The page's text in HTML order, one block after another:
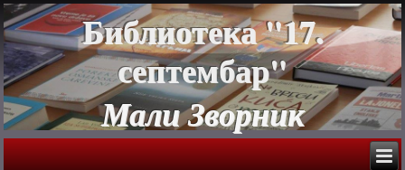
Библиотека "17.
септембар"
Мали Зворник